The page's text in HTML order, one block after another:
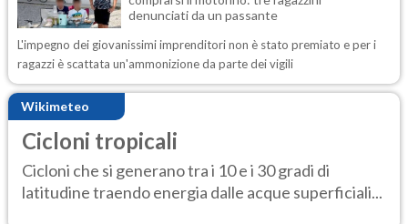
denunciati da un passante
L'impegno dei giovanissimi imprenditori non è stato premiato e per i
ragazzi è scattata un'ammonizione da parte dei vigili
Wikimeteo
Cicloni tropicali
Cicloni che si generano tra i 10 e i 30 gradi di
latitudine traendo energia dalle acque superficiali...